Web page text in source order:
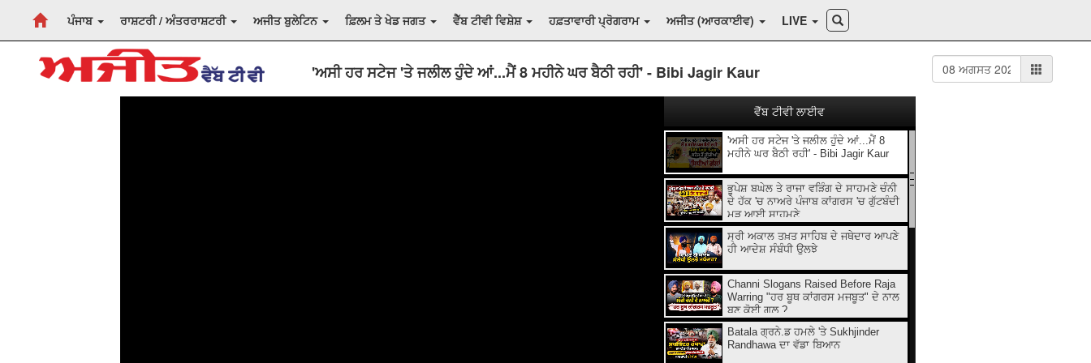
ਪੰਜਾਬ ਰਾਸ਼ਟਰੀ / ਅੰਤਰਰਾਸ਼ਟਰੀ ਅਜੀਤ ਬੁਲੇਟਿਨ ਫ਼ਿਲਮ ਤੇ ਖੇਡ ਜਗਤ ਵੈੱਬ ਟੀਵੀ ਵਿਸ਼ੇਸ਼ ਹਫ਼ਤਾਵਾਰੀ ਪ੍ਰੋਗਰਾਮ ਅਜੀਤ (ਆਰਕਾਈਵ) LIVE
'ਅਸੀ ਹਰ ਸਟੇਜ 'ਤੇ ਜਲੀਲ ਹੁੰਦੇ ਆਂ...ਮੈਂ 8 ਮਹੀਨੇ ਘਰ ਬੈਠੀ ਰਹੀ' - Bibi Jagir Kaur
'ਅਸੀ ਹਰ ਸਟੇਜ 'ਤੇ ਜਲੀਲ ਹੁੰਦੇ ਆਂ...ਮੈਂ 8
ਮਹੀਨੇ ਘਰ ਬੈਠੀ ਰਹੀ' - Bibi Jagir Kaur
ਭੂਪੇਸ਼ ਬਘੇਲ ਤੇ ਰਾਜਾ ਵੜਿੰਗ ਦੇ ਸਾਹਮਣੇ ਚੰਨੀ
ਦੇ ਹੱਕ 'ਚ ਨਾਅਰੇ ਪੰਜਾਬ ਕਾਂਗਰਸ 'ਚ ਗੁੱਟਬੰਦੀ
ਮੁੜ ਆਈ ਸਾਹਮਣੇ
ਸ੍ਰੀ ਅਕਾਲ ਤਖ਼ਤ ਸਾਹਿਬ ਦੇ ਜਥੇਦਾਰ ਆਪਣੇ
ਹੀ ਆਦੇਸ਼ ਸੰਬੰਧੀ ਉਲਝੇ
Channi Slogans Raised Before Raja
Warring "ਹਰ ਬੂਥ ਕਾਂਗਰਸ ਮਜਬੂਤ" ਦੇ ਨਾਲ
ਬਣੂ ਕੋਈ ਗਲ਼ ?
Batala ਗ੍ਰਨੇ.ਡ ਹਮਲੇ 'ਤੇ Sukhjinder
Randhawa ਦਾ ਵੱਡਾ ਬਿਆਨ
ਵੈੱਬ ਟੀਵੀ ਲਾਈਵ